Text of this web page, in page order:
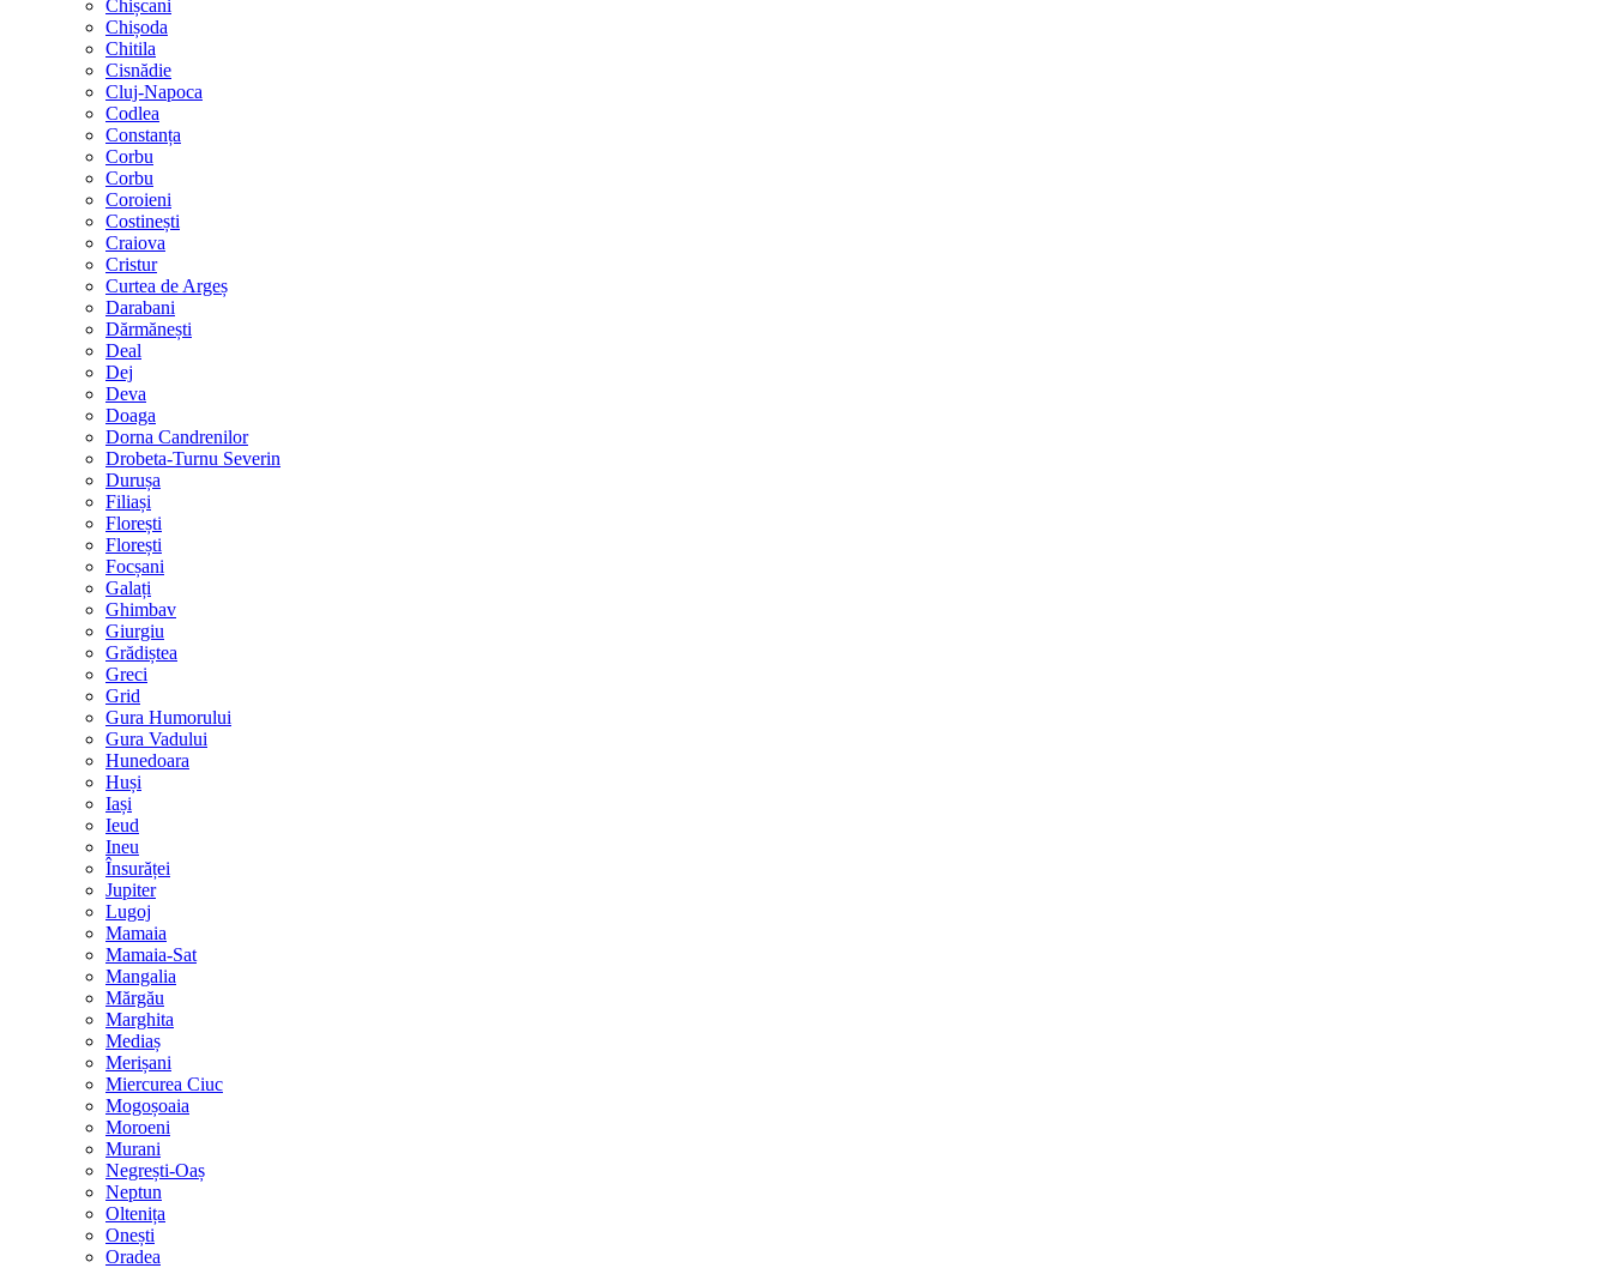
Chișcani
Chișoda
Chitila
Cisnădie
Cluj-Napoca
Codlea
Constanța
Corbu
Corbu
Coroieni
Costinești
Craiova
Cristur
Curtea de Argeș
Darabani
Dărmănești
Deal
Dej
Deva
Doaga
Dorna Candrenilor
Drobeta-Turnu Severin
Durușa
Filiași
Florești
Florești
Focșani
Galați
Ghimbav
Giurgiu
Grădiștea
Greci
Grid
Gura Humorului
Gura Vadului
Hunedoara
Huși
Iași
Ieud
Ineu
Însurăței
Jupiter
Lugoj
Mamaia
Mamaia-Sat
Mangalia
Mărgău
Marghita
Mediaș
Merișani
Miercurea Ciuc
Mogoșoaia
Moroeni
Murani
Negrești-Oaș
Neptun
Oltenița
Onești
Oradea